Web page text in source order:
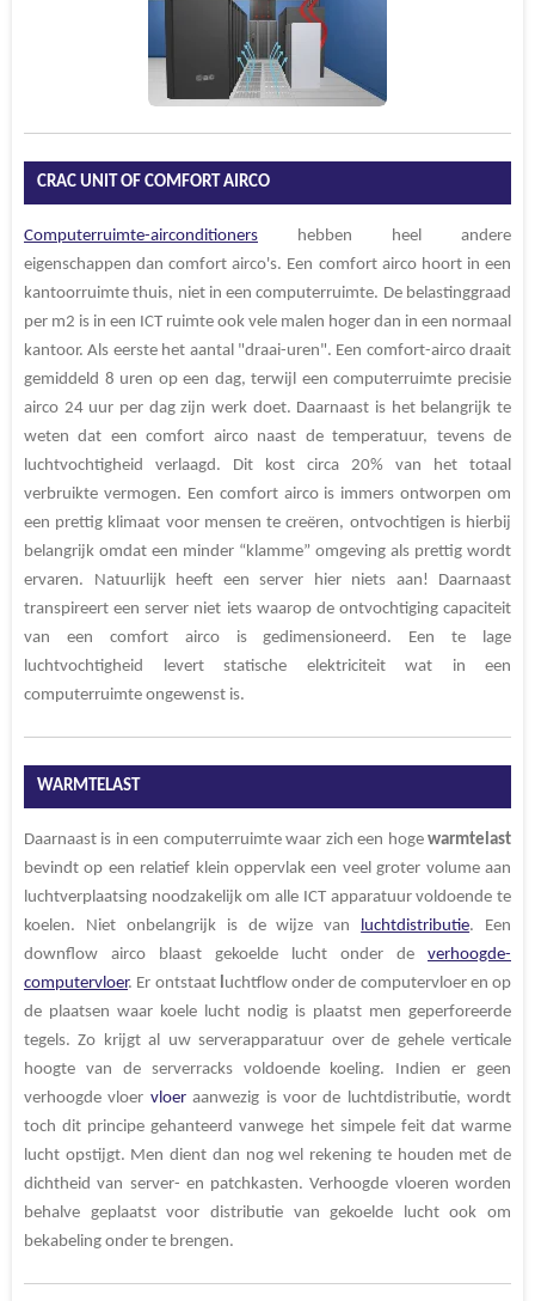
CRAC UNIT OF COMFORT AIRCO
Computerruimte-airconditioners hebben heel andere
eigenschappen dan comfort airco's. Een comfort airco hoort in een
kantoorruimte thuis, niet in een computerruimte. De belastinggraad
per m2 is in een ICT ruimte ook vele malen hoger dan in een normaal
kantoor. Als eerste het aantal "draai-uren". Een comfort-airco draait
gemiddeld 8 uren op een dag, terwijl een computerruimte precisie
airco 24 uur per dag zijn werk doet. Daarnaast is het belangrijk te
weten dat een comfort airco naast de temperatuur, tevens de
luchtvochtigheid verlaagd. Dit kost circa 20% van het totaal
verbruikte vermogen. Een comfort airco is immers ontworpen om
een prettig klimaat voor mensen te creëren, ontvochtigen is hierbij
belangrijk omdat een minder “klamme” omgeving als prettig wordt
ervaren. Natuurlijk heeft een server hier niets aan! Daarnaast
transpireert een server niet iets waarop de ontvochtiging capaciteit
van een comfort airco is gedimensioneerd. Een te lage
luchtvochtigheid levert statische elektriciteit wat in een
computerruimte ongewenst is.
WARMTELAST
Daarnaast is in een computerruimte waar zich een hoge warmtelast
bevindt op een relatief klein oppervlak een veel groter volume aan
luchtverplaatsing noodzakelijk om alle ICT apparatuur voldoende te
koelen. Niet onbelangrijk is de wijze van
luchtdistributie. Een
downflow airco blaast gekoelde lucht onder de verhoogde-
computervloer. Er ontstaat uchtflow onder de computervloer en op
de plaatsen waar koele lucht nodig is plaatst men geperforeerde
tegels. Zo krijgt al uw serverapparatuur over de gehele verticale
hoogte van de serverracks voldoende koeling. Indien er geen
verhoogde vloer vloeraanwezig is voor de luchtdistributie, wordt
toch dit principe gehanteerd vanwege het simpele feit dat warme
lucht opstijgt. Men dient dan nog wel rekening te houden met de
dichtheid van server- en patchkasten. Verhoogde vloeren worden
behalve geplaatst voor distributie van gekoelde lucht ook om
bekabeling onder te brengen.